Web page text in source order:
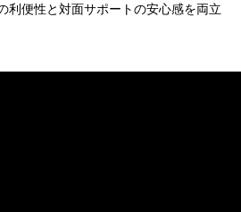
利便性と対面サポートの安心感を両立